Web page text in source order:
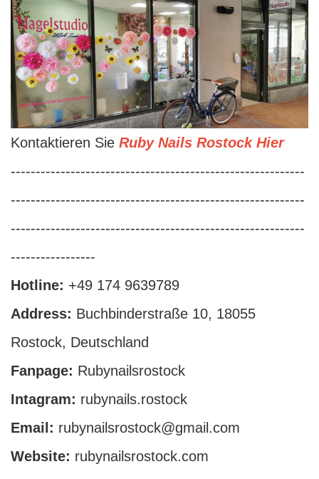
Kontaktieren Sie Ruby Nails Rostock Hier
-----------------------------------------------------------
-----------------------------------------------------------
-----------------------------------------------------------
-----------------
Hotline: +49 174 9639789
Address: Buchbinderstraße 10, 18055
Rostock, Deutschland
Fanpage: Rubynailsrostock
Intagram: rubynails.rostock
Email: rubynailsrostock@gmail.com
Website: rubynailsrostock.com